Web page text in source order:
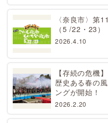
〈奈良市〉第
（5 /22・23）
2026.4.10
【存続の危機
歴史ある春の
ングが開始！
2026.2.20